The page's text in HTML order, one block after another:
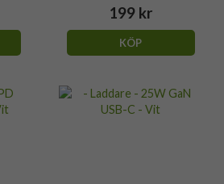
199 kr
KÖP